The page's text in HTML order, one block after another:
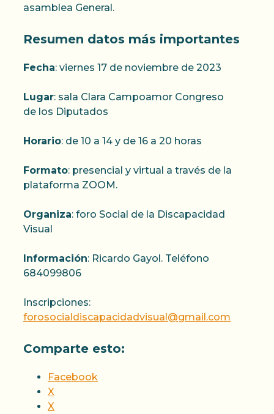
asamblea General.
Resumen datos más importantes
Fecha: viernes 17 de noviembre de 2023
Lugar: sala Clara Campoamor Congreso
de los Diputados
Horario: de 10 a 14 y de 16 a 20 horas
Formato: presencial y virtual a través de la
plataforma ZOOM.
Organiza: foro Social de la Discapacidad
Visual
Información: Ricardo Gayol. Teléfono
684099806
Inscripciones:
forosocialdiscapacidadvisual@gmail.com
Comparte esto:
Facebook
X
X